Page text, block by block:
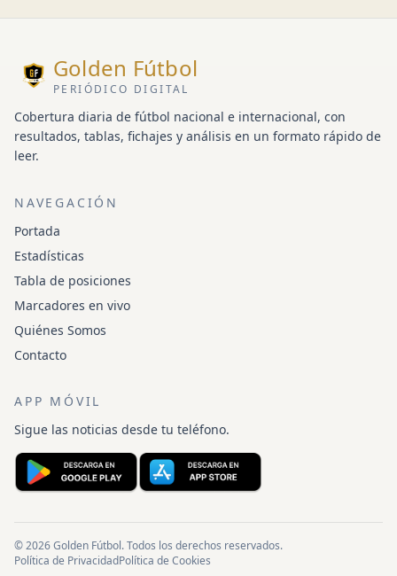
Golden Fútbol
PERIÓDICO DIGITAL
Cobertura diaria de fútbol nacional e internacional, con
resultados, tablas, fichajes y análisis en un formato rápido de
leer.
NAVEGACIÓN
Portada
Estadísticas
Tabla de posiciones
Marcadores en vivo
Quiénes Somos
Contacto
APP MÓVIL
Sigue las noticias desde tu teléfono.
© 2026 Golden Fútbol. Todos los derechos reservados.
Política de PrivacidadPolítica de Cookies